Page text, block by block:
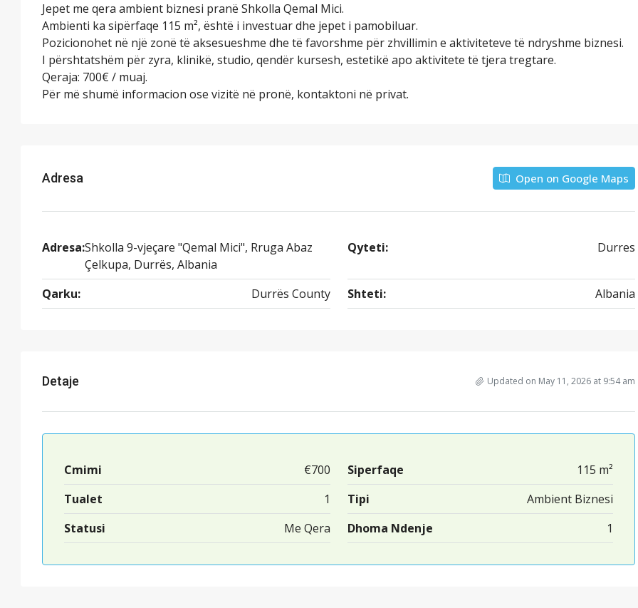
Jepet me qera ambient biznesi pranë Shkolla Qemal Mici.
Ambienti ka sipërfaqe 115 m², është i investuar dhe jepet i pamobiluar.
Pozicionohet në një zonë të aksesueshme dhe të favorshme për zhvillimin e aktiviteteve të ndryshme biznesi.
I përshtatshëm për zyra, klinikë, studio, qendër kursesh, estetikë apo aktivitete të tjera tregtare.
Qeraja: 700€ / muaj.
Për më shumë informacion ose vizitë në pronë, kontaktoni në privat.
Adresa Open on Google Maps
Adresa:Shkolla 9-vjeçare "Qemal Mici", Rruga Abaz
Çelkupa, Durrës, Albania
Qyteti: Durres
Qarku: Durrës County Shteti: Albania
Detaje Updated on May 11, 2026 at 9:54 am
Cmimi €700 Siperfaqe
115 m²
Tualet
1 Tipi
Ambient Biznesi
Statusi
Me Qera Dhoma Ndenje 1